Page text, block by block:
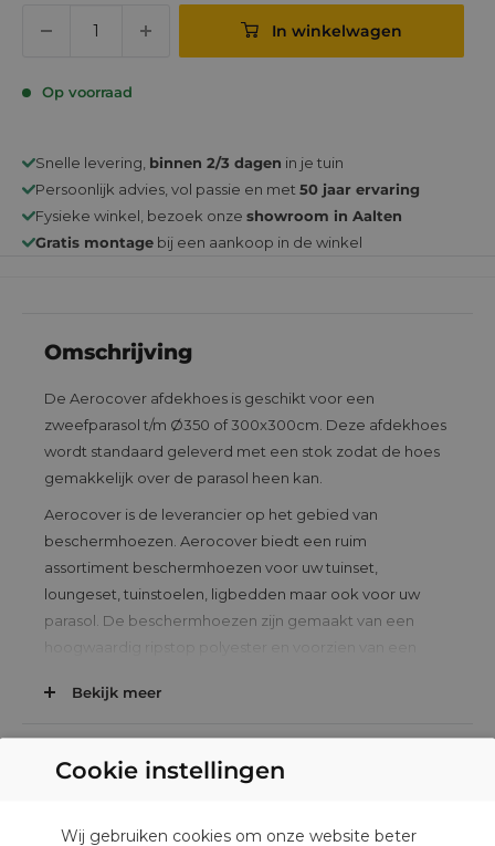
gekleurde buitenkant zal deze hoes een hoge kleurechtheid
In winkelwagen
Op voorraad
Snelle levering, binnen 2/3 dagen in je tuin
Persoonlijk advies, vol passie en met 50 jaar ervaring
Fysieke winkel, bezoek onze showroom in Aalten
Gratis montage bij een aankoop in de winkel
Omschrijving
De Aerocover afdekhoes is geschikt voor een
zweefparasol t/m Ø350 of 300x300cm. Deze afdekhoes
wordt standaard geleverd met een stok zodat de hoes
gemakkelijk over de parasol heen kan.
Aerocover is de leverancier op het gebied van
beschermhoezen. Aerocover biedt een ruim
assortiment beschermhoezen voor uw tuinset,
loungeset, tuinstoelen, ligbedden maar ook voor uw
parasol. De beschermhoezen zijn gemaakt van een
vuil- en waterbestendig. Hierdoor bieden ze uw
en-door gekleurde buitenkant zal deze hoes een hoge
veel sneller.
Bekijk meer
Specificaties
Ean
DUTCH
Cookie instellingen
Wij gebruiken cookies om onze website beter